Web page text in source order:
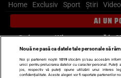
Home Exclusiv Sport Știri Video
AI UN
Scrie-ne pe Whatsapp, sună la
Știri interne Știri
Nouă ne pasă ca datele tale personale să
Noi și partenerii noștri 1019stocăm și/sau accesăm
unici pentru prelucrarea datelor cu caracter personal.
jos, respectiv vă puteți opune utilizării unui interes
confidențialitate. Aceste alegeri vor fi raportate partenerilor